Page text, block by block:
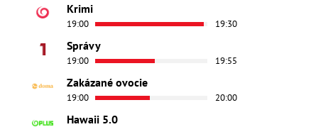
Krimi
19:00 19:30
Správy
19:00 19:55
Zakázané ovocie
19:00 20:00
Hawaii 5.0